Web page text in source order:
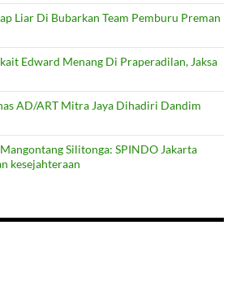
Liar Di Bubarkan Team Pemburu Preman
Edward Menang Di Praperadilan, Jaksa
AD/ART Mitra Jaya Dihadiri Dandim
Mangontang Silitonga: SPINDO Jakarta
kesejahteraan